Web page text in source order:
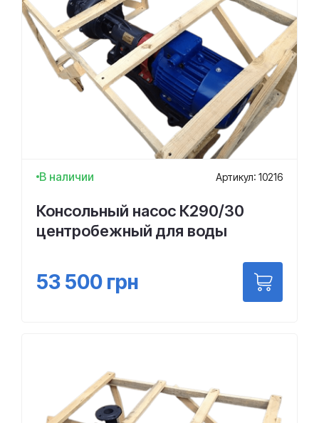
В наличии Артикул: 10216
Консольный насос К290/30
центробежный для воды
53 500 грн